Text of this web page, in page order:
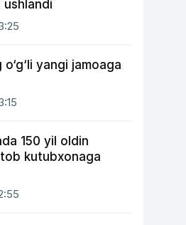
ushlandi
yangi jamoaga
150 yil oldin
kutubxonaga